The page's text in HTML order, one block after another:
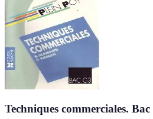
Techniques commerciales.